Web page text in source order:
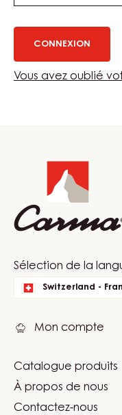
Vous avez oublié
Website
quick
Sélection de la
Switzerland -
Mon compte
Footer
Carma
Catalogue produits
À propos de nous
Contactez-nous